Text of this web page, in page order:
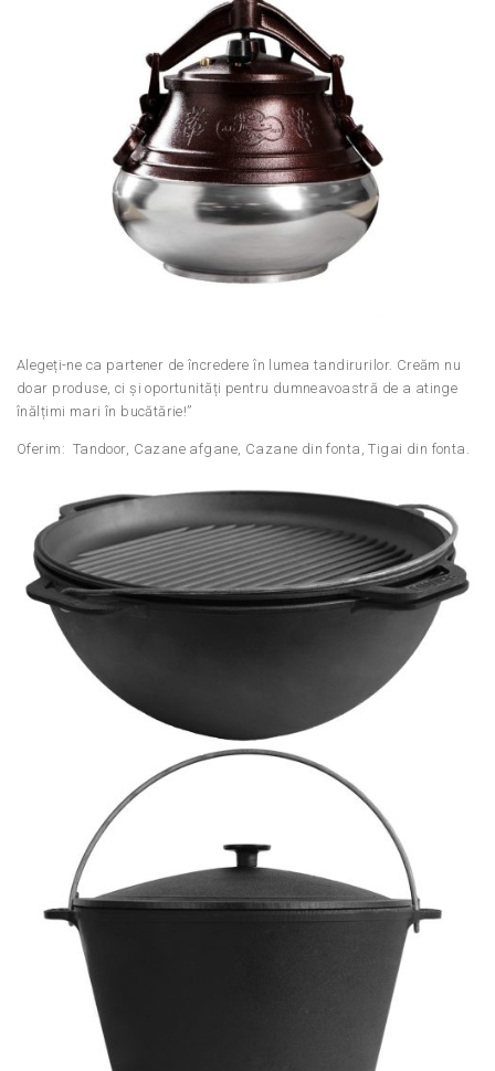
Alegeți-ne ca partener de încredere în lumea tandirurilor. Creăm nu
doar produse, ci și oportunități pentru dumneavoastră de a atinge
înălțimi mari în bucătărie!”
Oferim: Tandoor, Cazane afgane, Cazane din fonta, Tigai din fonta.